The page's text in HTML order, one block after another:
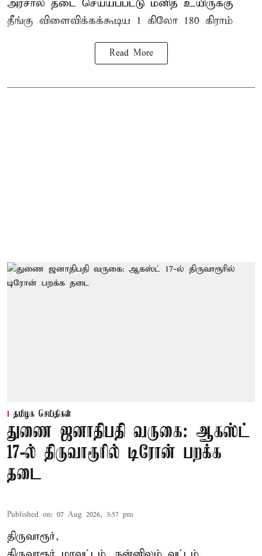
அரசால் தடை செய்யப்பட்டு மனித உயிருக்கு
தீங்கு விளைவிக்கக்கூடிய 1 கிலோ 180 கிராம்
Read More
தமிழக செய்திகள்
துணை ஜனாதிபதி வருகை: ஆகஸ்ட்
17-ல் திருவாரூரில் டிரோன் பறக்க
தடை
Published on: 07 Aug 2026, 3:57 pm
திருவாரூர்,